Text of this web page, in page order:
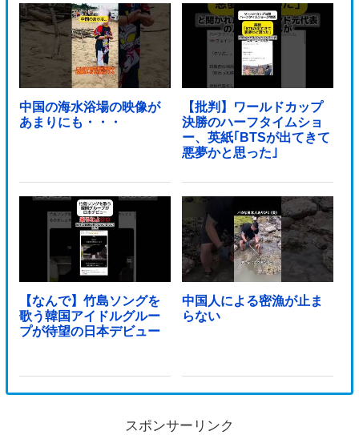
中国の海水浴場の映像が
あまりにも・・・
【批判】ワールドカップ
決勝のハーフタイムショ
ー、英紙｢BTSが出てきて
悪夢かと思った｣
【なんで】竹島ソングを
歌う韓国アイドルグルー
プが待望の日本デビュー
中国人による密漁が止ま
らない
スポンサーリンク